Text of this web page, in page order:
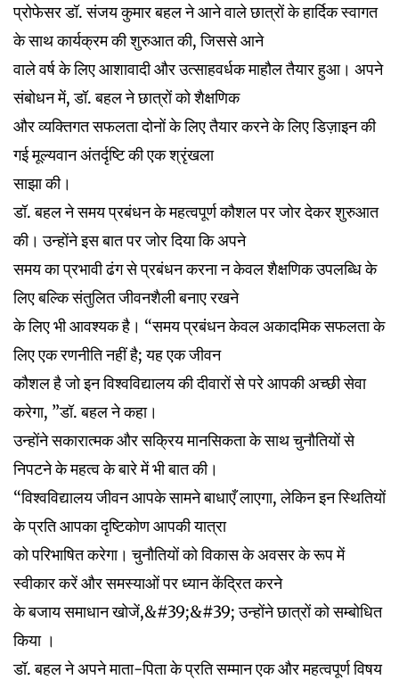
प्रोफेसर डॉ. संजय कुमार बहल ने आने वाले छात्रों के हार्दिक स्वागत
के साथ कार्यक्रम की शुरुआत की, जिससे आने
वाले वर्ष के लिए आशावादी और उत्साहवर्धक माहौल तैयार हुआ। अपने
संबोधन में, डॉ. बहल ने छात्रों को शैक्षणिक
और व्यक्तिगत सफलता दोनों के लिए तैयार करने के लिए डिज़ाइन की
गई मूल्यवान अंतर्दृष्टि की एक श्रृंखला
साझा की।
डॉ. बहल ने समय प्रबंधन के महत्वपूर्ण कौशल पर जोर देकर शुरुआत
की। उन्होंने इस बात पर जोर दिया कि अपने
समय का प्रभावी ढंग से प्रबंधन करना न केवल शैक्षणिक उपलब्धि के
लिए बल्कि संतुलित जीवनशैली बनाए रखने
के लिए भी आवश्यक है। “समय प्रबंधन केवल अकादमिक सफलता के
लिए एक रणनीति नहीं है; यह एक जीवन
कौशल है जो इन विश्वविद्यालय की दीवारों से परे आपकी अच्छी सेवा
करेगा, ”डॉ. बहल ने कहा।
उन्होंने सकारात्मक और सक्रिय मानसिकता के साथ चुनौतियों से
निपटने के महत्व के बारे में भी बात की।
“विश्वविद्यालय जीवन आपके सामने बाधाएँ लाएगा, लेकिन इन स्थितियों
के प्रति आपका दृष्टिकोण आपकी यात्रा
को परिभाषित करेगा। चुनौतियों को विकास के अवसर के रूप में
स्वीकार करें और समस्याओं पर ध्यान केंद्रित करने
के बजाय समाधान खोजें,&#39;&#39; उन्होंने छात्रों को सम्बोधित
किया ।
डॉ. बहल ने अपने माता-पिता के प्रति सम्मान एक और महत्वपूर्ण विषय